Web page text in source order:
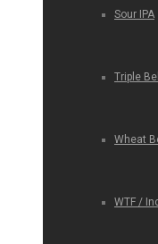
Sour IPA
Triple
Wheat
WTF /